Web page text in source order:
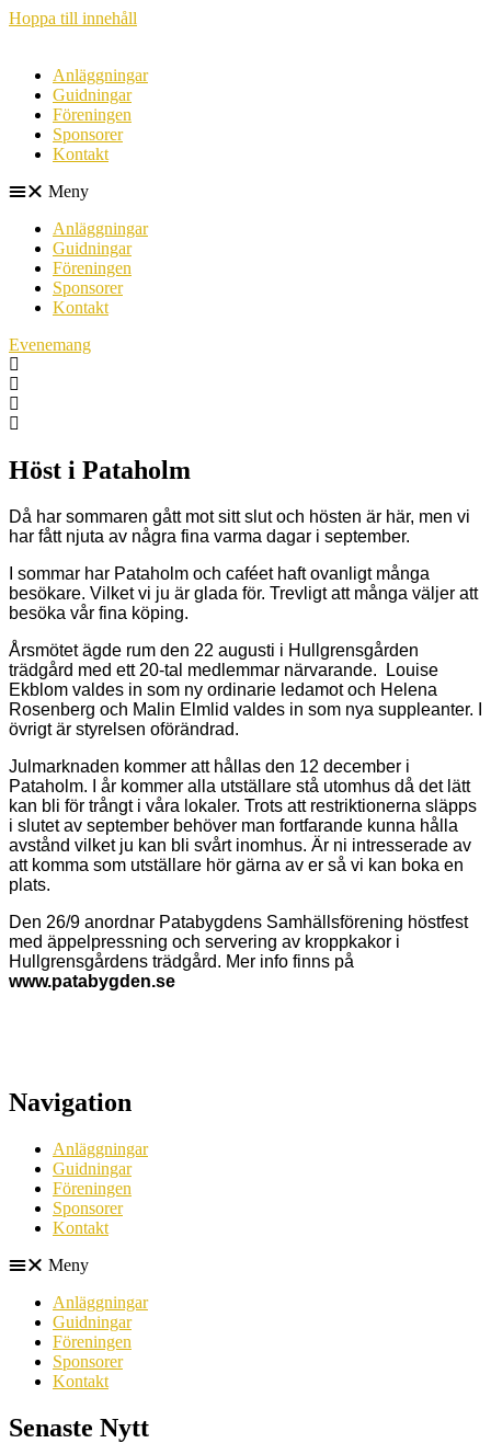
Hoppa till innehåll
Anläggningar
Guidningar
Föreningen
Sponsorer
Kontakt
Meny
Anläggningar
Guidningar
Föreningen
Sponsorer
Kontakt
Evenemang
Höst i Pataholm
Då har sommaren gått mot sitt slut och hösten är här, men vi
har fått njuta av några fina varma dagar i september.
I sommar har Pataholm och caféet haft ovanligt många
besökare. Vilket vi ju är glada för. Trevligt att många väljer att
besöka vår fina köping.
Årsmötet ägde rum den 22 augusti i Hullgrensgården
trädgård med ett 20-tal medlemmar närvarande. Louise
Ekblom valdes in som ny ordinarie ledamot och Helena
Rosenberg och Malin Elmlid valdes in som nya suppleanter. I
övrigt är styrelsen oförändrad.
Julmarknaden kommer att hållas den 12 december i
Pataholm. I år kommer alla utställare stå utomhus då det lätt
kan bli för trångt i våra lokaler. Trots att restriktionerna släpps
i slutet av september behöver man fortfarande kunna hålla
avstånd vilket ju kan bli svårt inomhus. Är ni intresserade av
att komma som utställare hör gärna av er så vi kan boka en
plats.
Den 26/9 anordnar Patabygdens Samhällsförening höstfest
med äppelpressning och servering av kroppkakor i
Hullgrensgårdens trädgård. Mer info finns på
www.patabygden.se
Navigation
Anläggningar
Guidningar
Föreningen
Sponsorer
Kontakt
Meny
Anläggningar
Guidningar
Föreningen
Sponsorer
Kontakt
Senaste Nytt